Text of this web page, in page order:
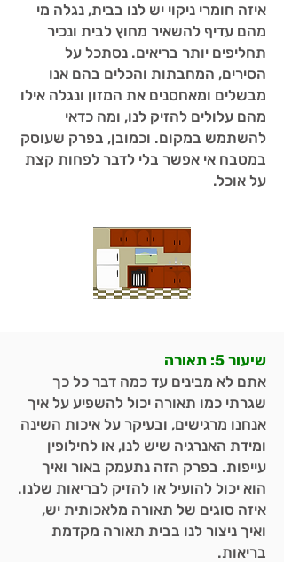
איזה חומרי ניקוי יש לנו בבית, נגלה מי
מהם עדיף להשאיר מחוץ לבית ונכיר
תחליפים יותר בריאים. נסתכל על
הסירים, המחבתות והכלים בהם אנו
מבשלים ומאחסנים את המזון ונגלה אילו
מהם עלולים להזיק לנו, ומה כדאי
להשתמש במקום. וכמובן, בפרק שעוסק
במטבח אי אפשר בלי לדבר לפחות קצת
על אוכל.
שיעור 5: תאורה
אתם לא מבינים עד כמה דבר כל כך
שגרתי כמו תאורה יכול להשפיע על איך
אנחנו מרגישים, ובעיקר על איכות השינה
ומידת האנרגיה שיש לנו, או לחילופין
עייפות. בפרק הזה נתעמק באור ואיך
הוא יכול להועיל או להזיק לבריאות שלנו.
איזה סוגים של תאורה מלאכותית יש,
ואיך ניצור לנו בבית תאורה מקדמת
בריאות.